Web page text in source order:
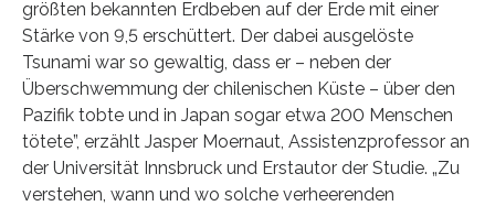
größten bekannten Erdbeben auf der Erde mit einer
Stärke von 9,5 erschüttert. Der dabei ausgelöste
Tsunami war so gewaltig, dass er – neben der
Überschwemmung der chilenischen Küste – über den
Pazifik tobte und in Japan sogar etwa 200 Menschen
tötete”, erzählt Jasper Moernaut, Assistenzprofessor an
der Universität Innsbruck und Erstautor der Studie. „Zu
verstehen, wann und wo solche verheerenden